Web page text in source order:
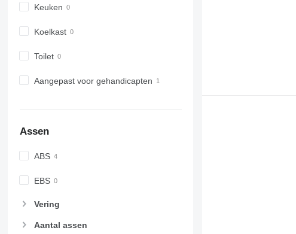
Keuken
Koelkast
Toilet
Aangepast voor gehandicapten
Assen
ABS
EBS
Vering
Aantal assen